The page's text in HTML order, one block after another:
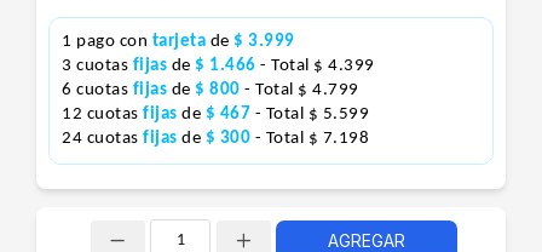
1 pago con tarjeta de $ 3.999
3 cuotas fijas de $ 1.466 - Total $ 4.399
6 cuotas fijas de $ 800 - Total $ 4.799
12 cuotas fijas de $ 467 - Total $ 5.599
24 cuotas fijas de $ 300 - Total $ 7.198
AGREGAR